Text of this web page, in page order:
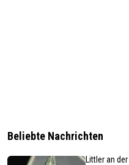
Beliebte Nachrichten
Littler an